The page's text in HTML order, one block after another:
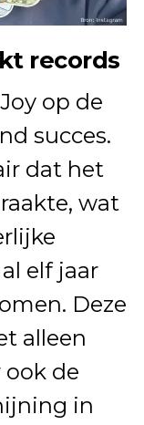
records
op de
succes.
dat het
wat
elf jaar
Deze
alleen
de
in